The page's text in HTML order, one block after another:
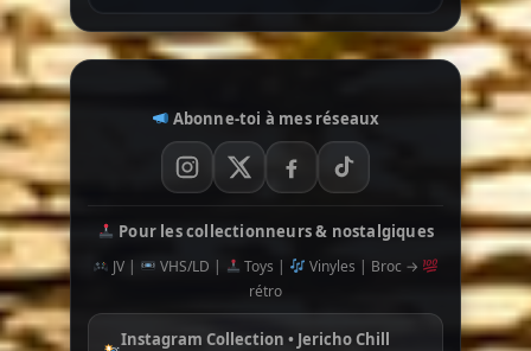
Abonne-toi à mes réseaux
Pour les collectionneurs & nostalgiques
JV | VHS/LD | Toys |
Vinyles | Broc →
rétro
Instagram Collection • Jericho Chill